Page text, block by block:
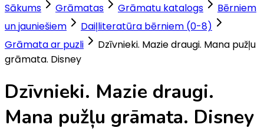
Sākums Grāmatas Grāmatu katalogs
Bērniem
un jauniešiem
Daiļliteratūra bērniem (0-8)
Grāmata ar puzli
Dzīvnieki. Mazie draugi. Mana pužļu
grāmata. Disney
Dzīvnieki. Mazie draugi.
Mana pužļu grāmata. Disney